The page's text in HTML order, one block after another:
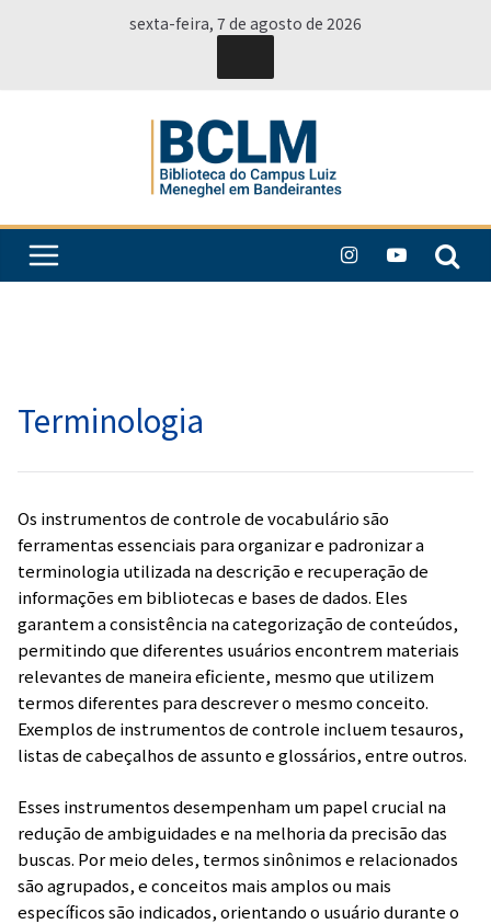
sexta-feira, 7 de agosto de 2026
Terminologia
Os instrumentos de controle de vocabulário são
ferramentas essenciais para organizar e padronizar a
terminologia utilizada na descrição e recuperação de
informações em bibliotecas e bases de dados. Eles
garantem a consistência na categorização de conteúdos,
permitindo que diferentes usuários encontrem materiais
relevantes de maneira eficiente, mesmo que utilizem
termos diferentes para descrever o mesmo conceito.
Exemplos de instrumentos de controle incluem tesauros,
listas de cabeçalhos de assunto e glossários, entre outros.
Esses instrumentos desempenham um papel crucial na
redução de ambiguidades e na melhoria da precisão das
buscas. Por meio deles, termos sinônimos e relacionados
são agrupados, e conceitos mais amplos ou mais
específicos são indicados, orientando o usuário durante o